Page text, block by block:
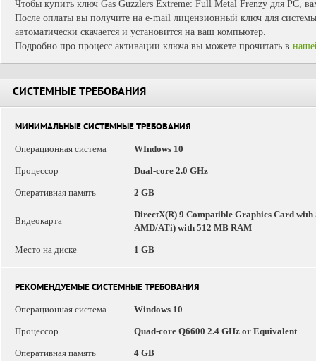
Чтобы купить ключ Gas Guzzlers Extreme: Full Metal Frenzy для PC,
После оплаты вы получите на e-mail лицензионный ключ для
автоматически скачается и установится на ваш компьютер.
Подробно про процесс активации ключа вы можете прочитать в
СИСТЕМНЫЕ ТРЕБОВАНИЯ
МИНИМАЛЬНЫЕ СИСТЕМНЫЕ ТРЕБОВАНИЯ
Операционная система
WIndows 10
Процессор Dual-core 2.0 GHz
Оперативная память 2 GB
Видеокарта
DirectX(R) 9 Compatible Graphics Card
AMD/ATi) with 512 MB RAM
Место на диске 1 GB
РЕКОМЕНДУЕМЫЕ СИСТЕМНЫЕ ТРЕБОВАНИЯ
Операционная система
Windows 10
Процессор Quad-core Q6600 2.4 GHz or Equivalent
Оперативная память 4 GB